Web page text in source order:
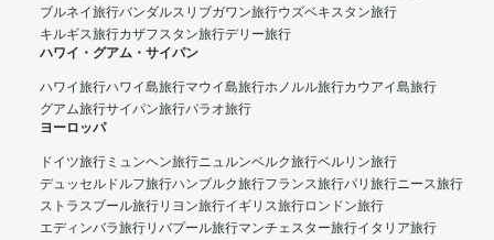
ブルネイ旅行バンダルスリブガワン旅行ウズベキスタン旅行
キルギス旅行カザフスタン旅行デリー旅行
ハワイ・グアム・サイパン
ハワイ旅行ハワイ島旅行マウイ島旅行ホノルル旅行カウアイ島旅行
グアム旅行サイパン旅行パラオ旅行
ヨーロッパ
ドイツ旅行 ミュンヘン旅行ニュルンベルク旅行ベルリン旅行
デュッセルドルフ旅行ハンブルク旅行フランス旅行パリ旅行ニース旅行
ストラスブール旅行リヨン旅行イギリス旅行ロンドン旅行
エディンバラ旅行リバプール旅行マンチェスター旅行イタリア旅行